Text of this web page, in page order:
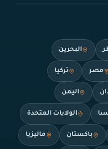
البحرين
مصر تركيا
اليمن
الولايات المتحدة
باكستان ماليزيا